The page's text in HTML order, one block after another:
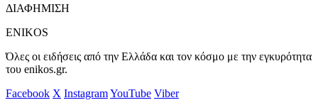
ΔΙΑΦΗΜΙΣΗ
ENIKOS
Όλες οι ειδήσεις από την Ελλάδα και τον κόσμο με την εγκυρότητα
του enikos.gr.
Facebook X InstagramYouTube Viber